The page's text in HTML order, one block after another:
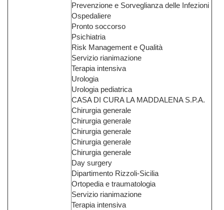
Prevenzione e Sorveglianza delle Infezioni
Ospedaliere
Pronto soccorso
Psichiatria
Risk Management e Qualità
Servizio rianimazione
Terapia intensiva
Urologia
Urologia pediatrica
CASA DI CURA LA MADDALENA S.P.A.
Chirurgia generale
Chirurgia generale
Chirurgia generale
Chirurgia generale
Chirurgia generale
Day surgery
Dipartimento Rizzoli-Sicilia
Ortopedia e traumatologia
Servizio rianimazione
Terapia intensiva